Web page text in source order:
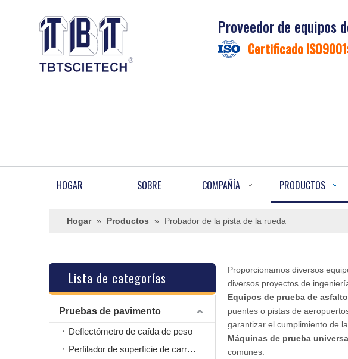
Proveedor de equipos
Certificado
HOGAR SOBRE COMPAÑÍA PRODUCTOS
Hogar » Productos » Probador de la pista de la rueda
Lista de categorías
Pruebas de pavimento
Deflectómetro de caída de peso
Perfilador de superficie de carretera
Proporcionamos diversos
diversos proyectos de
Equipos de prueba de asfalto
puentes o pistas de
garantizar el cumplimiento de
Máquinas de prueba
comunes.